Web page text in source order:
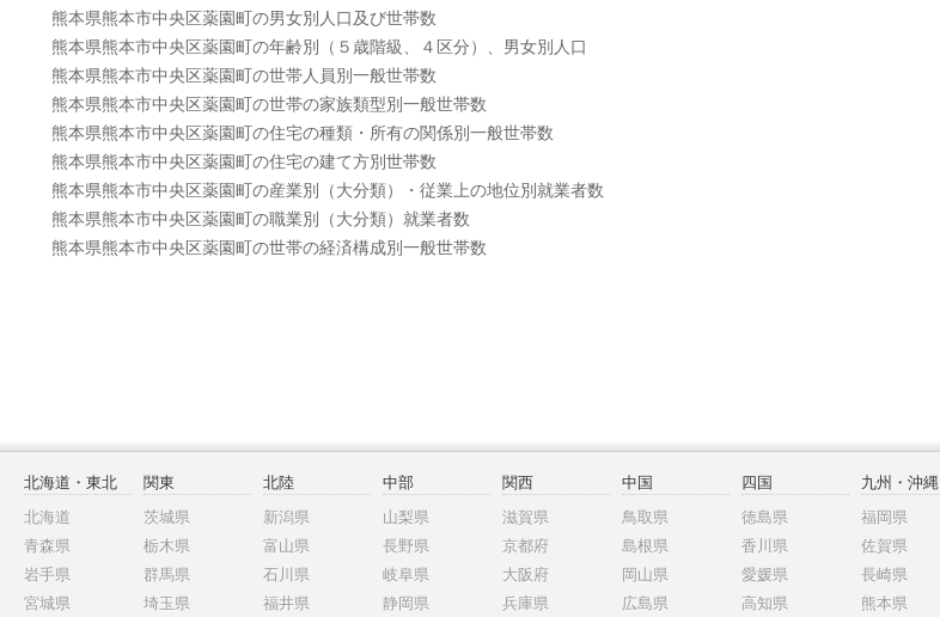
熊本県熊本市中央区薬園町の男女別人口及び世帯数
熊本県熊本市中央区薬園町の年齢別（５歳階級、４区分）、男女別人口
熊本県熊本市中央区薬園町の世帯人員別一般世帯数
熊本県熊本市中央区薬園町の世帯の家族類型別一般世帯数
熊本県熊本市中央区薬園町の住宅の種類・所有の関係別一般世帯数
熊本県熊本市中央区薬園町の住宅の建て方別世帯数
熊本県熊本市中央区薬園町の産業別（大分類）・従業上の地位別就業者数
熊本県熊本市中央区薬園町の職業別（大分類）就業者数
熊本県熊本市中央区薬園町の世帯の経済構成別一般世帯数
北海道・東北
北海道
青森県
岩手県
宮城県
関東
茨城県
栃木県
群馬県
埼玉県
北陸
新潟県
富山県
石川県
福井県
中部
山梨県
長野県
岐阜県
静岡県
関西
滋賀県
京都府
大阪府
兵庫県
中国
鳥取県
島根県
岡山県
広島県
四国
徳島県
香川県
愛媛県
高知県
九州・沖縄
福岡県
佐賀県
長崎県
熊本県